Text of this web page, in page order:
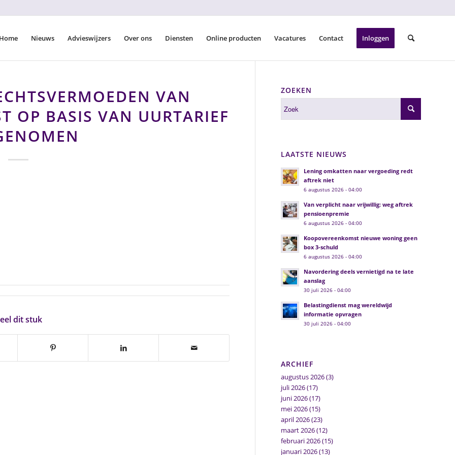
Nieuws Advieswijzers Over ons Diensten Online producten Vacatures Contact Inloggen
VAN
OP BASIS VAN UURTARIEF
dit stuk
ZOEKEN
LAATSTE NIEUWS
Lening omkatten naar vergoeding redt
aftrek niet
6 augustus 2026 - 04:00
Van verplicht naar vrijwillig: weg aftrek
pensioenpremie
6 augustus 2026 - 04:00
Koopovereenkomst nieuwe woning geen
box 3-schuld
6 augustus 2026 - 04:00
Navordering deels vernietigd na te late
aanslag
30 juli 2026 - 04:00
Belastingdienst mag wereldwijd
informatie opvragen
30 juli 2026 - 04:00
ARCHIEF
augustus 2026(3)
juli 2026(17)
juni 2026(17)
mei 2026(15)
april 2026(23)
maart 2026(12)
februari 2026(15)
januari 2026(13)